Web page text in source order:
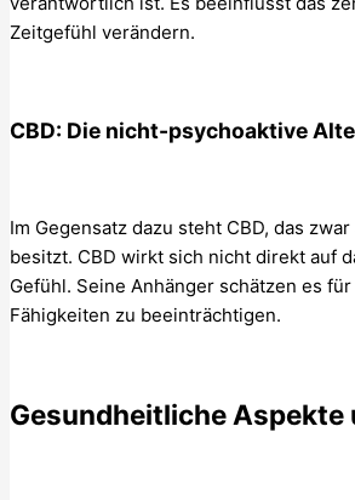
Zeitgefühl verändern.
CBD: Die nicht-psychoaktive
Im Gegensatz dazu steht CBD, das
besitzt. CBD wirkt sich nicht direkt auf
Gefühl. Seine Anhänger schätzen es
Fähigkeiten zu beeinträchtigen.
Gesundheitliche Aspekte